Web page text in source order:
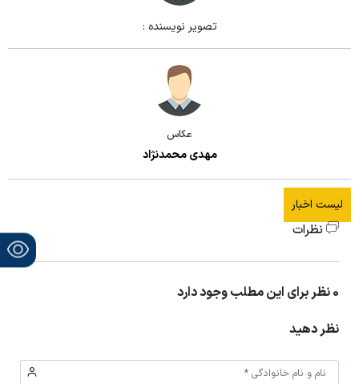
تصویر نویسنده :
عکاس
مهدی محمدنژاد
لیست اخبار
نظرات
0 نظر برای این مطلب وجود دارد
نظر دهید